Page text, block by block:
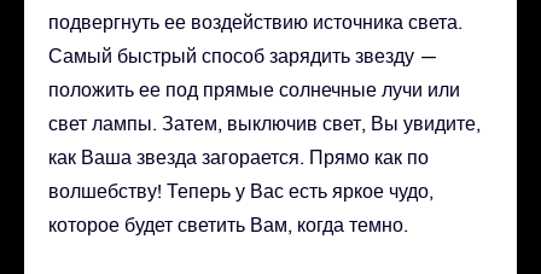
подвергнуть ее воздействию источника света.
Самый быстрый способ зарядить звезду —
положить ее под прямые солнечные лучи или
свет лампы. Затем, выключив свет, Вы увидите,
как Ваша звезда загорается. Прямо как по
волшебству! Теперь у Вас есть яркое чудо,
которое будет светить Вам, когда темно.